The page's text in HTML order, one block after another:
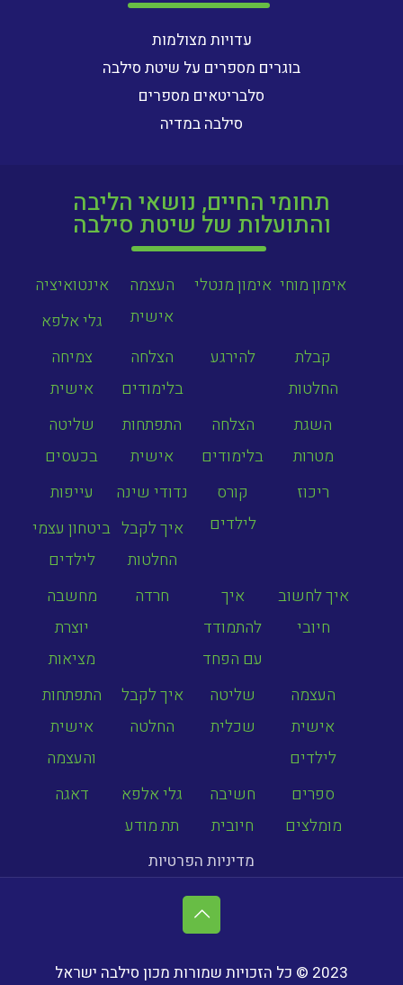
עדויות מצולמות
בוגרים מספרים על שיטת סילבה
סלבריטאים מספרים
סילבה במדיה
תחומי החיים, נושאי הליבה
והתועלות של שיטת סילבה
אימון מוחי אימון מנטלי
העצמה
אישית
אינטואיציה
גלי אלפא
קבלת
החלטות
להירגע
הצלחה
בלימודים
צמיחה
אישית
השגת
מטרות
הצלחה
בלימודים
התפתחות
אישית
שליטה
בכעסים
ריכוז
קורס
לילדים
נדודי שינה
עייפות
איך לקבל
החלטות
ביטחון עצמי
לילדים
איך לחשוב
חיובי
איך
להתמודד
עם הפחד
חרדה
מחשבה
יוצרת
מציאות
העצמה
אישית
לילדים
שליטה
שכלית
איך לקבל
החלטה
התפתחות
אישית
והעצמה
ספרים
מומלצים
חשיבה
חיובית
גלי אלפא
תת מודע
דאגה
מדיניות הפרטיות
2023 © כל הזכויות שמורות מכון סילבה ישראל